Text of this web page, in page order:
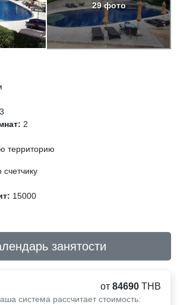
29 фото
3
2
территорию
счетчику
15000
занятости
от 84690 THB
система рассчитает стоимость: